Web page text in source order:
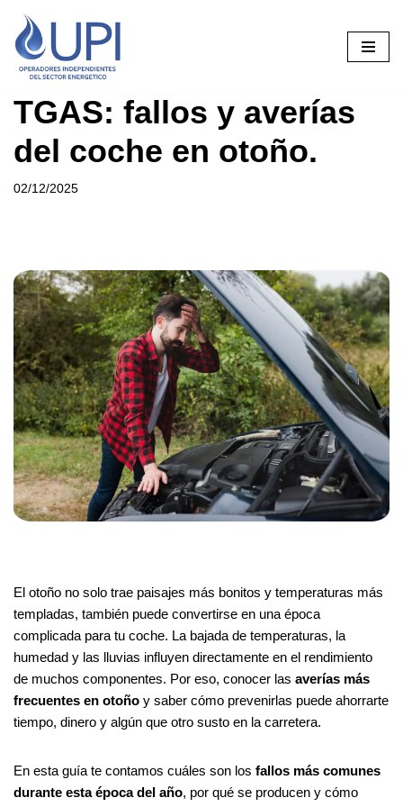
Saltar
al
TGAS: fallos y averías
del coche en otoño.
02/12/2025
El otoño no solo trae paisajes más bonitos y temperaturas más
templadas, también puede convertirse en una época
complicada para tu coche. La bajada de temperaturas, la
humedad y las lluvias influyen directamente en el rendimiento
de muchos componentes. Por eso, conocer las averías más
frecuentes en otoño y saber cómo prevenirlas puede ahorrarte
tiempo, dinero y algún que otro susto en la carretera.
En esta guía te contamos cuáles son los fallos más comunes
durante esta época del año, por qué se producen y cómo